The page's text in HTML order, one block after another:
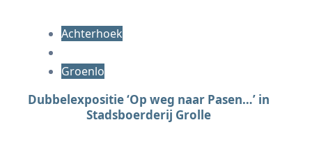
Achterhoek
Groenlo
Dubbelexpositie ‘Op weg naar Pasen…’ in
Stadsboerderij Grolle